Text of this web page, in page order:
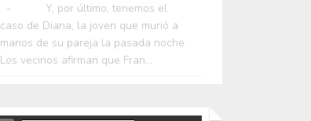
- Y, por último, tenemos el
caso de Diana, la joven que murió a
manos de su pareja la pasada noche.
Los vecinos afirman que Fran...